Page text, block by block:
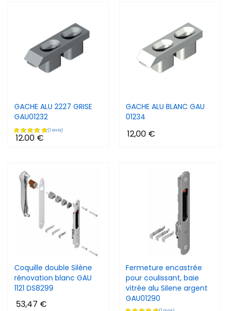
GACHE ALU 2227 GRISE
GAU01232
12,00 €
GACHE ALU BLANC GAU
01234
12,00 €
Coquille double Silène
rénovation blanc GAU
1121 DS8299
53,47 €
Fermeture encastrée
pour coulissant, baie
vitrée alu Silene argent
GAU01290